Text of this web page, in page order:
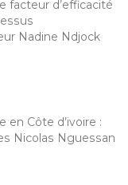
facteur d’efficacité
Nadine Ndjock
en Côte d’ivoire :
Nicolas Nguessan